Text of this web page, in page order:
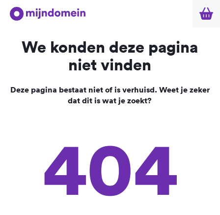
We konden deze pagina
niet vinden
Deze pagina bestaat niet of is verhuisd. Weet je zeker
dat dit is wat je zoekt?
404